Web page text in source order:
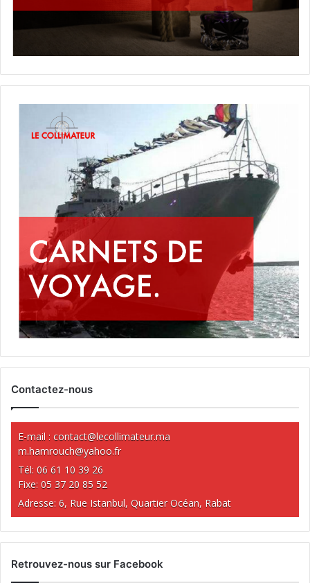
Contactez-nous
E-mail : contact@lecollimateur.ma
m.hamrouch@yahoo.fr
Tél: 06 61 10 39 26
Fixe: 05 37 20 85 52
Adresse: 6, Rue Istanbul, Quartier Océan, Rabat
Retrouvez-nous sur Facebook